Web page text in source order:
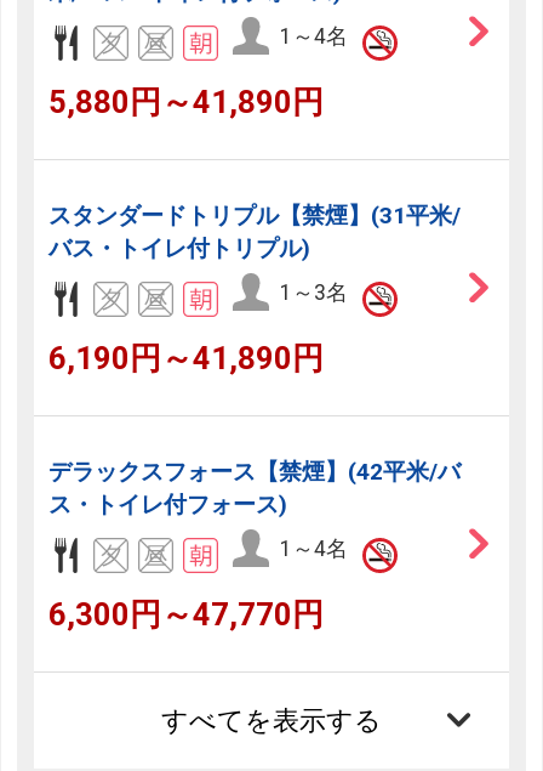
1～4名
5,880円～41,890円
スタンダードトリプル【禁煙】(31平米/
バス・トイレ付トリプル)
1～3名
6,190円～41,890円
デラックスフォース【禁煙】(42平米/バ
ス・トイレ付フォース)
1～4名
6,300円～47,770円
すべてを表示する